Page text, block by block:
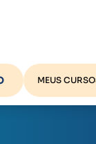
MEUS